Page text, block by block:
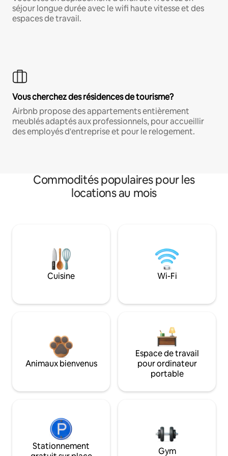
séjour longue durée avec le wifi haute vitesse et des
espaces de travail.
Vous cherchez des résidences de tourisme?
Airbnb propose des appartements entièrement
meublés adaptés aux professionnels, pour accueillir
des employés d'entreprise et pour le relogement.
Commodités populaires pour les
locations au mois
Cuisine Wi-Fi
Animaux bienvenus
Espace de travail
pour ordinateur
portable
Stationnement
Gym